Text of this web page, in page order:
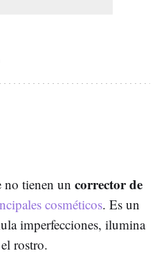
no tienen un corrector de
cosméticos. Es un
imperfecciones, ilumina
rostro.